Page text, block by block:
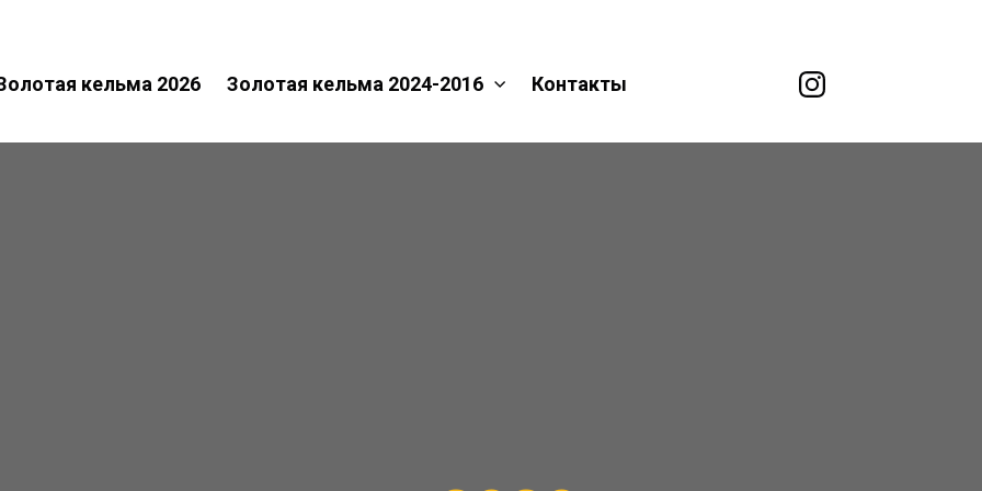
кельма 2026 Золотая кельма 2024-2016 Контакты